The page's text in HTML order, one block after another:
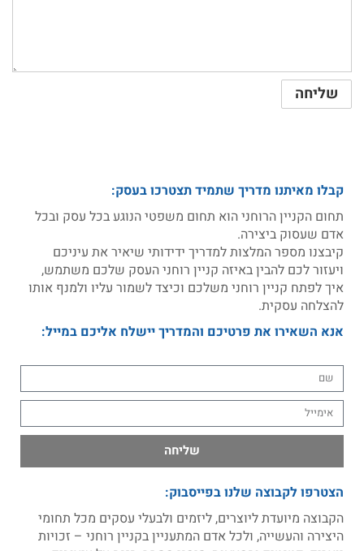
קבלו מאיתנו מדריך שתמיד תצטרכו בעסק:
תחום הקניין הרוחני הוא תחום משפטי הנוגע בכל עסק ובכל
אדם שעסוק ביצירה.
קיבצנו מספר המלצות למדריך ידידותי שיאיר את עיניכם
ויעזור לכם להבין באיזה קניין רוחני העסק שלכם משתמש,
איך לפתח קניין רוחני משלכם וכיצד לשמור עליו ולמנף אותו
להצלחה עסקית.
אנא השאירו את פרטיכם והמדריך יישלח אליכם במייל:
שליחה
הצטרפו לקבוצה שלנו בפייסבוק:
הקבוצה מיועדת ליוצרים, ליזמים ולבעלי עסקים מכל תחומי
היצירה והעשייה, ולכל אדם המתעניין בקניין רוחני – זכויות